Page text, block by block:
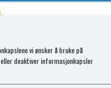
vi ønsker å bruke på
deaktiver informasjonkapsler